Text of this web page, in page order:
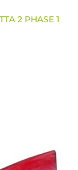
2 PHASE 1